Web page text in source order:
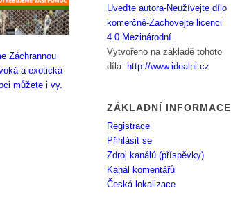
Záchrannou
a exotická
můžete i vy.
Uveďte autora-Neužívejte dílo
komerčně-Zachovejte licenci
4.0 Mezinárodní .
Vytvořeno na základě tohoto
díla: http://www.idealni.cz
ZÁKLADNÍ INFORMACE
Registrace
Přihlásit se
Zdroj kanálů (příspěvky)
Kanál komentářů
Česká lokalizace